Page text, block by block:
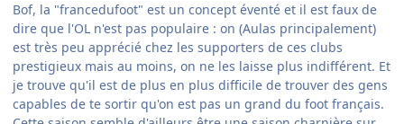
Bof, la "francedufoot" est un concept éventé et il est faux de
dire que l'OL n'est pas populaire : on (Aulas principalement)
est très peu apprécié chez les supporters de ces clubs
prestigieux mais au moins, on ne les laisse plus indifférent. Et
je trouve qu'il est de plus en plus difficile de trouver des gens
capables de te sortir qu'on est pas un grand du foot français.